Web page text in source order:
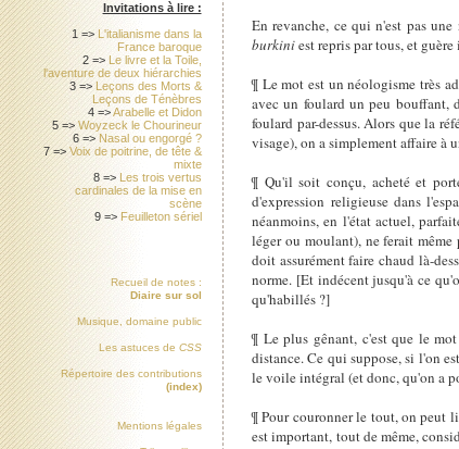
En revanche, ce qui n'est pas
burkiniest repris par tous, et
¶ Le mot est un néologisme très
avec un foulard un peu bouffant,
foulard par-dessus. Alors que la
visage), on a simplement affaire à
¶ Qu'il soit conçu, acheté et
d'expression religieuse dans
néanmoins, en l'état actuel,
léger ou moulant), ne ferait
doit assurément faire chaud là-
norme. [Et indécent jusqu'à ce
qu'habillés ?]
¶ Le plus gênant, c'est que le
distance. Ce qui suppose, si l'on
le voile intégral (et donc, qu'on a
¶ Pour couronner le tout, on peut
est important, tout de même,
Invitations à lire :
1 => L'italianisme dans la
France baroque
2 => Le livre et la Toile,
l'aventure de deux hiérarchies
3 => Leçons des Morts &
Leçons de Ténèbres
4 =>Arabelle et Didon
5 =>Woyzeck le Chourineur
6 => Nasal ou engorgé ?
7 =>Voix de poitrine, de tête &
mixte
8 => Les trois vertus
cardinales de la mise en
scène
9 => Feuilleton sériel
Recueil de notes :
Diaire sur sol
Musique, domaine public
Les astuces de CSS
Répertoire des contributions
(index)
Mentions légales